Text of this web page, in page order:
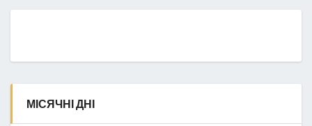
МІСЯЧНІ ДНІ